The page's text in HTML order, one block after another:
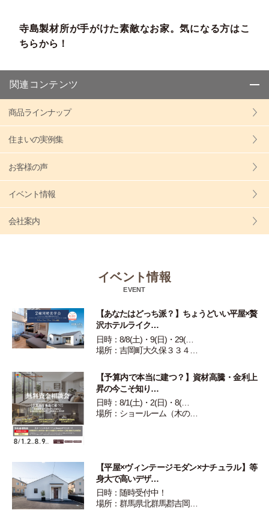
寺島製材所が手がけた素敵なお家。気になる方はこ
ちらから！
関連コンテンツ
商品ラインナップ
住まいの実例集
お客様の声
イベント情報
会社案内
イベント情報
EVENT
【あなたはどっち派？】ちょうどいい平屋×贅
沢ホテルライク…
日時：8/8(土)・9(日)・29(…
場所：吉岡町大久保３３４…
【予算内で本当に建つ？】資材高騰・金利上
昇の今こそ知り…
日時：8/1(土)・2(日)・8(…
場所：ショールーム（木の…
【平屋×ヴィンテージモダン×ナチュラル】等
身大で高いデザ…
日時：随時受付中！
場所：群馬県北群馬郡吉岡…